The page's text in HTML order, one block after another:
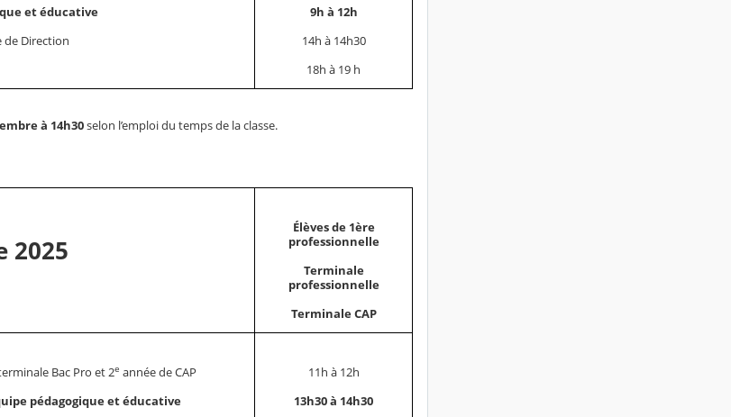
et éducative
de Direction
9h à 12h
14h à 14h30
18h à 19 h
à 14h30selon l’emploi du temps de la classe.
2025
Élèves de 1ère
professionnelle
Terminale
professionnelle
Terminale CAP
Bac Pro et 2e année de CAP
pédagogique et éducative
11h à 12h
13h30 à 14h30